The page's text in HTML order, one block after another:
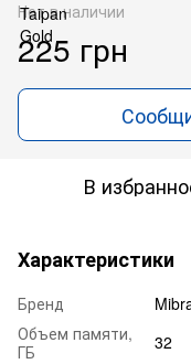
Нет в наличии
225 грн
В
Характеристики
Бренд
Объем памяти,
ГБ
32